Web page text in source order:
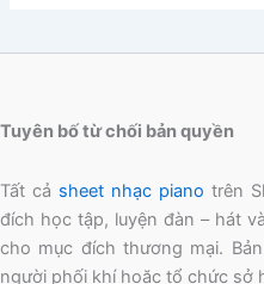
Tuyên bố từ chối bản quyền
Tất cả sheet nhạc piano trên
đích học tập, luyện đàn – hát
cho mục đích thương mại.
người phối khí hoặc tổ chức sở